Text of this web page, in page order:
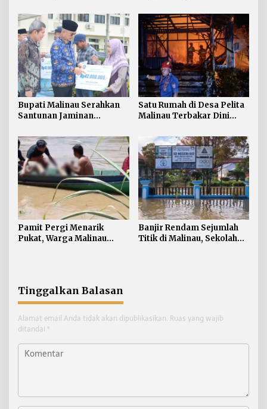
Listrik saat Bepergian
Bupati Malinau Serahkan
Santunan Jaminan
Kartu BPJS
Ketenagakerjaan bagi 500
Pekerja Rentan
Satu Rumah di Desa Pelita
Malinau Terbakar Dini
Selamat
Pamit Pergi Menarik
Pukat, Warga Malinau
Banjir Rendam Sejumlah
Titik di Malinau, Sekolah
Tinggalkan Balasan
Alamat email Anda tidak akan dipublikasikan. Ruas yang wajib
ditandai *